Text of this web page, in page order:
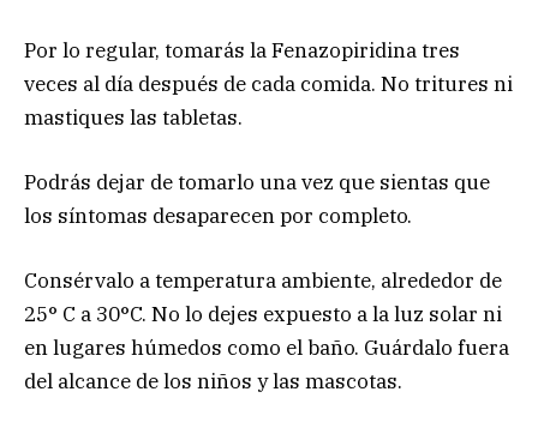
Por lo regular, tomarás la Fenazopiridina tres
veces al día después de cada comida. No tritures ni
mastiques las tabletas.
Podrás dejar de tomarlo una vez que sientas que
los síntomas desaparecen por completo.
Consérvalo a temperatura ambiente, alrededor de
25° C a 30°C. No lo dejes expuesto a la luz solar ni
en lugares húmedos como el baño. Guárdalo fuera
del alcance de los niños y las mascotas.